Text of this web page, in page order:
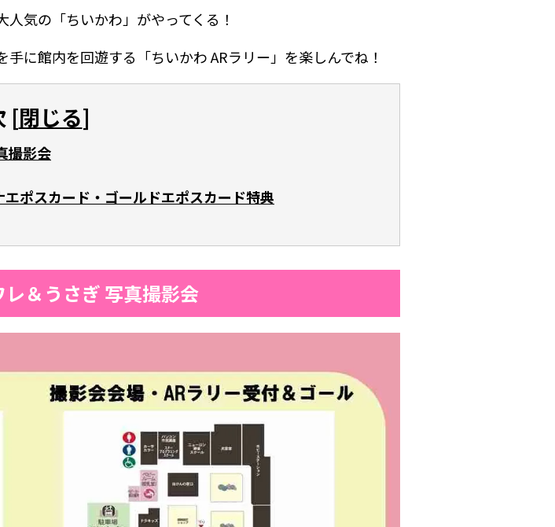
気の「ちいかわ」がやってくる！
に館内を回遊する「ちいかわ ARラリー」を楽しんでね！
[閉じる]
撮影会
ポスカード・ゴールドエポスカード特典
＆うさぎ 写真撮影会